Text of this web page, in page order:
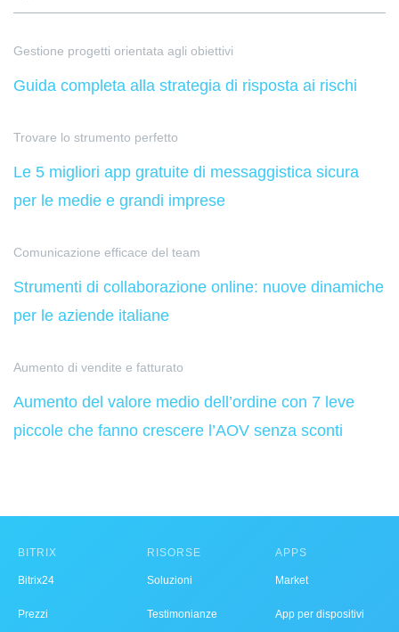
Gestione progetti orientata agli obiettivi
Guida completa alla strategia di risposta ai rischi
Trovare lo strumento perfetto
Le 5 migliori app gratuite di messaggistica sicura
per le medie e grandi imprese
Comunicazione efficace del team
Strumenti di collaborazione online: nuove dinamiche
per le aziende italiane
Aumento di vendite e fatturato
Aumento del valore medio dell’ordine con 7 leve
piccole che fanno crescere l’AOV senza sconti
BITRIX
Bitrix24
Prezzi
RISORSE
Soluzioni
Testimonianze
APPS
Market
App per dispositivi